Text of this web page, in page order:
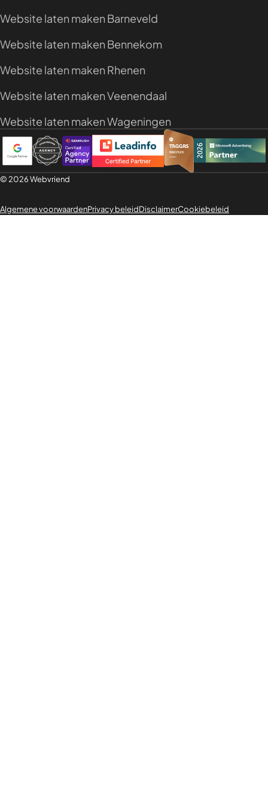
Website laten maken Barneveld
Website laten maken Bennekom
Website laten maken Rhenen
Website laten maken Veenendaal
Website laten maken Wageningen
© 2026 Webvriend
Algemene voorwaardenPrivacy beleidDisclaimerCookiebeleid